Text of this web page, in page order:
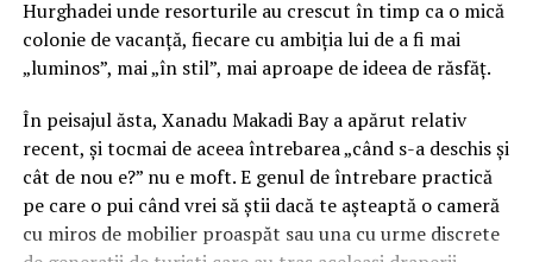
data de 15 sau la sfârșitul lunii. În perioada de probă,
preavizul este de 2 săptămâni.
nevoie de acordul angajatorului principal. Fără acest
acord, dacă află de Minijob, angajatorul te poate
concedia pe loc, fără preaviz.
Milioane de germani nu au doar un singur loc de muncă.
Hurghadei unde resorturile au crescut în timp ca o mică
colonie de vacanță, fiecare cu ambiția lui de a fi mai
„luminos”, mai „în stil”, mai aproape de ideea de răsfăț.
În peisajul ăsta, Xanadu Makadi Bay a apărut relativ
recent, și tocmai de aceea întrebarea „când s-a deschis și
cât de nou e?” nu e moft. E genul de întrebare practică
pe care o pui când vrei să știi dacă te așteaptă o cameră
cu miros de mobilier proaspăt sau una cu urme discrete